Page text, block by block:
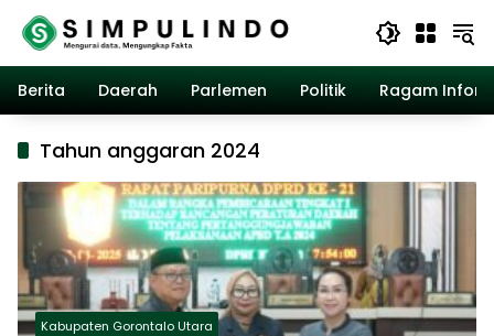
Langsung
konten
Berita
Daerah Parlemen Politik Ragam
Tahun anggaran 2024
Kabupaten Gorontalo Utara